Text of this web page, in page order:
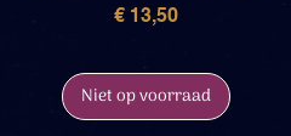
Prijs
€ 13,50
Niet op voorraad